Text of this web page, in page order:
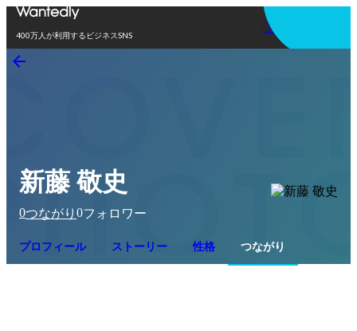
400万人が利用するビジネスSNS
アプリを使う
新藤 敬史
0つながり 0フォロワー
プロフィール ストーリー 性格 つながり